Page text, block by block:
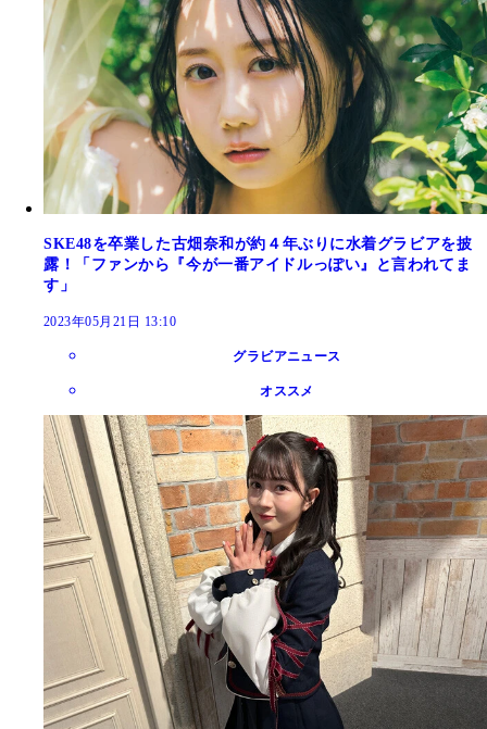
SKE48を卒業した古畑奈和が約４年ぶりに水着グラビアを披
露！「ファンから『今が一番アイドルっぽい』と言われてま
す」
2023年05月21日 13:10
グラビアニュース
オススメ